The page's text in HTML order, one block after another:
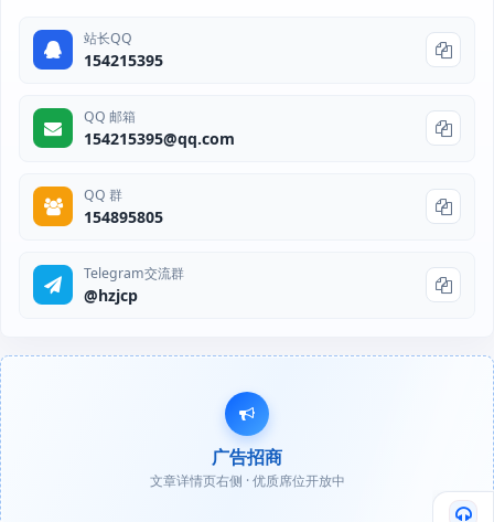
站长QQ
154215395
QQ 邮箱
154215395@qq.com
QQ 群
154895805
Telegram交流群
@hzjcp
广告招商
文章详情页右侧 · 优质席位开放中